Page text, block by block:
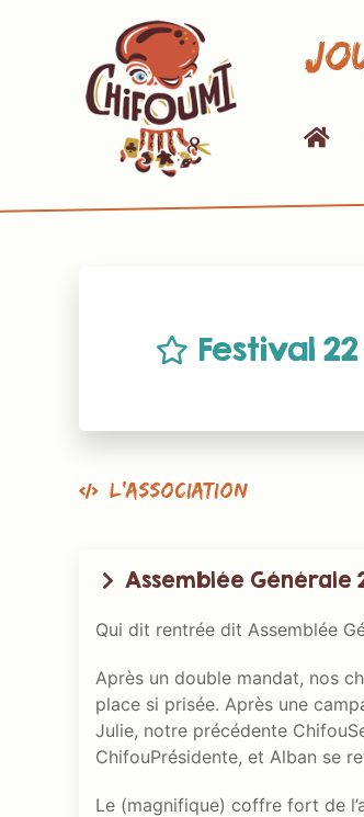
Festival
L’association
Assemblée Générale
Qui dit rentrée dit Assemblée
Après un double mandat, nos
place si prisée. Après une
Julie, notre précédente
ChifouPrésidente, et Alban se
Le (magnifique) coffre fort de